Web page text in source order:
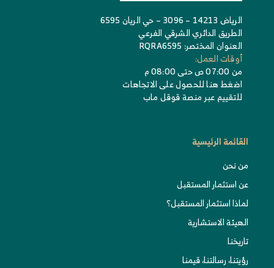
الرياض 14213 – 3096 – حي الريان 6595
الطريق الدائري الشرقي الفرعي
العنوان المختصر: RQRA6595
أوقات العمل:
من 07:00 ص حتى 08:00 م
اضغط هنا للحصول على الاتجاهات
للتقييم عبر منصة قوقل ماب
القائمة الرئيسية
من نحن
عن استثمار المستقبل
لماذا استثمار المستقبل؟
الهيئة الاستشارية
تاريخنا
رؤيتنا، رسالتنا، قيمنا